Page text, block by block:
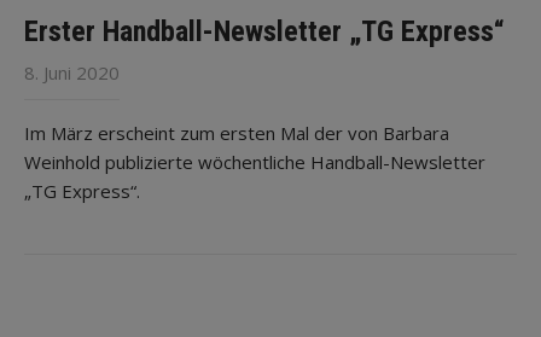
Erster Handball-Newsletter „TG Express“
8. Juni 2020
Im März erscheint zum ersten Mal der von Barbara
Weinhold publizierte wöchentliche Handball-Newsletter
„TG Express“.